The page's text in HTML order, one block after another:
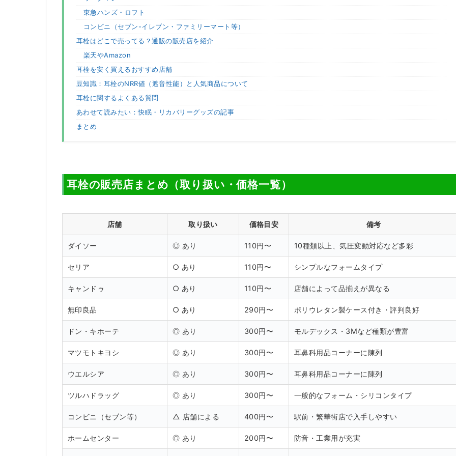
東急ハンズ・ロフト
コンビニ（セブン-イレブン・ファミリーマート等）
耳栓はどこで売ってる？通販の販売店を紹介
楽天やAmazon
耳栓を安く買えるおすすめ店舗
豆知識：耳栓のNRR値（遮音性能）と人気商品について
耳栓に関するよくある質問
あわせて読みたい：快眠・リカバリーグッズの記事
まとめ
耳栓の販売店まとめ（取り扱い・価格一覧）
店舗 取り扱い 価格目安 備考
ダイソー ◎ あり 110円〜 10種類以上、気圧変動対応など多彩
セリア ○ あり 110円〜 シンプルなフォームタイプ
キャンドゥ ○ あり 110円〜 店舗によって品揃えが異なる
無印良品 ○ あり 290円〜 ポリウレタン製ケース付き・評判良好
ドン・キホーテ ◎ あり 300円〜 モルデックス・3Mなど種類が豊富
マツモトキヨシ ◎ あり 300円〜 耳鼻科用品コーナーに陳列
ウエルシア ◎ あり 300円〜 耳鼻科用品コーナーに陳列
ツルハドラッグ ◎ あり 300円〜 一般的なフォーム・シリコンタイプ
コンビニ（セブン等） △ 店舗による 400円〜 駅前・繁華街店で入手しやすい
ホームセンター ◎ あり 200円〜 防音・工業用が充実